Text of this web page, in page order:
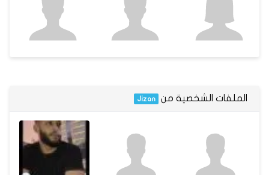
الملفات الشخصية من Jizan